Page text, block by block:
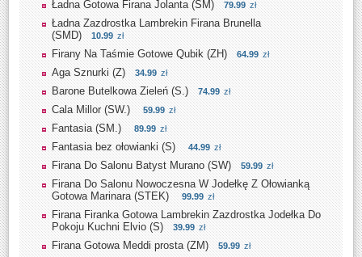
Ładna Gotowa Firana Jolanta (SM) 79.99 zł
Ładna Zazdrostka Lambrekin Firana Brunella
(SMD)
10.99 zł
Firany Na Taśmie Gotowe Qubik (ZH) 64.99 zł
Aga Sznurki (Z) 34.99 zł
Barone Butelkowa Zieleń (S.) 74.99 zł
Cala Millor (SW.) 59.99 zł
Fantasia (SM.) 89.99 zł
Fantasia bez ołowianki (S) 44.99 zł
Firana Do Salonu Batyst Murano (SW) 59.99 zł
Firana Do Salonu Nowoczesna W Jodełkę Z Ołowianką
Gotowa Marinara (STEK)
99.99 zł
Firana Firanka Gotowa Lambrekin Zazdrostka Jodełka Do
Pokoju Kuchni Elvio (S)
39.99 zł
Firana Gotowa Meddi prosta (ZM) 59.99 zł